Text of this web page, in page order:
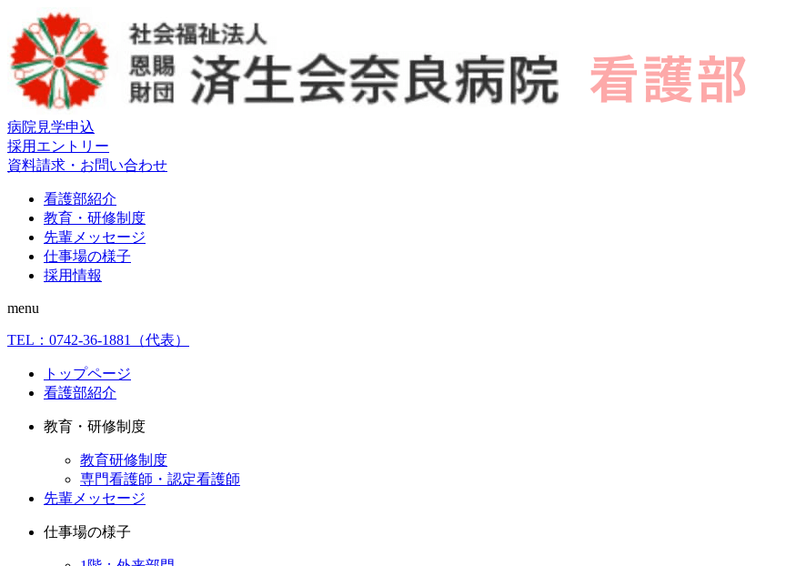
病院見学申込
採用エントリー
資料請求・お問い合わせ
看護部紹介
教育・研修制度
先輩メッセージ
仕事場の様子
採用情報
menu
TEL： 0742-36-1881 （代表）
トップページ
看護部紹介
教育・研修制度
教育研修制度
専門看護師・認定看護師
先輩メッセージ
仕事場の様子